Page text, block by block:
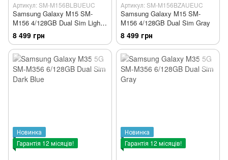
Артикул: SM-M156BLBUEUC
Samsung Galaxy M15 SM-
M156 4/128GB Dual Sim Light
Blue
8 499 грн
Артикул: SM-M156BZAUEUC
Samsung Galaxy M15 SM-
M156 4/128GB Dual Sim Gray
8 499 грн
Новинка
Гарантія 12 місяців!
Новинка
Гарантія 12 місяців!